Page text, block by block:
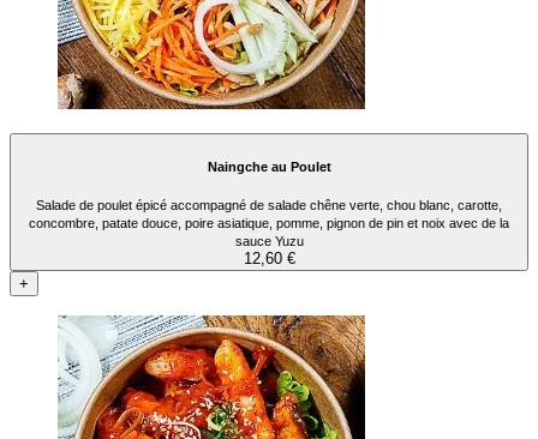
Naingche au Poulet
Salade de poulet épicé accompagné de salade chêne verte, chou blanc, carotte,
concombre, patate douce, poire asiatique, pomme, pignon de pin et noix avec de la
sauce Yuzu
12,60 €
+